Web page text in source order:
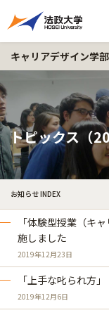
キャリアデザイン学部
トピックス（
お知らせ INDEX
「体験型授業（キ
施しました
2019年12月23日
「上手な叱られ方
2019年12月6日